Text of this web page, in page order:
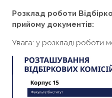
Розклад роботи
прийому документів:
Увага: у розкладі роботи